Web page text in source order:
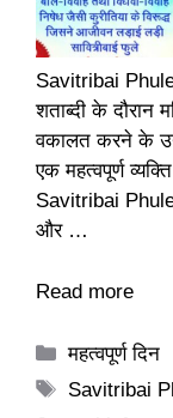
Savitribai Phule
शताब्दी के दौरान
वकालत करने के
एक महत्वपूर्ण
Savitribai
और …
Read more
Categories
महत्वपूर्ण दिन
Tags
Savitribai